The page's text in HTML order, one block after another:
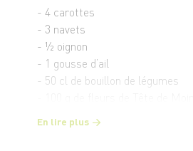
- 4 carottes
- 3 navets
- ½ oignon
- 1 gousse d’ail
- 50 cl de bouillon de légumes
- 50 g de sarrasin grillé
En lire plus